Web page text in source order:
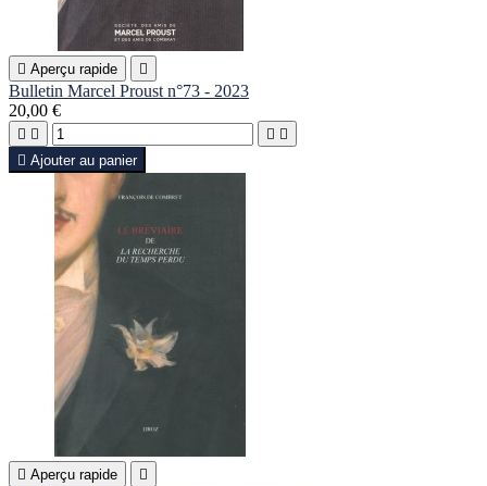
 Aperçu rapide 
Bulletin Marcel Proust n°73 - 2023
20,00 €
   
 Ajouter au panier
 Aperçu rapide 